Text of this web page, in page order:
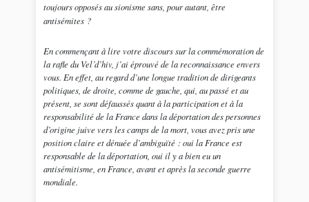
toujours opposés au sionisme sans, pour autant, être
antisémites ?
En commençant à lire votre discours sur la commémoration de
la rafle du Vel’d’hiv, j’ai éprouvé de la reconnaissance envers
vous. En effet, au regard d’une longue tradition de dirigeants
politiques, de droite, comme de gauche, qui, au passé et au
présent, se sont défaussés quant à la participation et à la
responsabilité de la France dans la déportation des personnes
d’origine juive vers les camps de la mort, vous avez pris une
position claire et dénuée d’ambiguïté : oui la France est
responsable de la déportation, oui il y a bien eu un
antisémitisme, en France, avant et après la seconde guerre
mondiale.